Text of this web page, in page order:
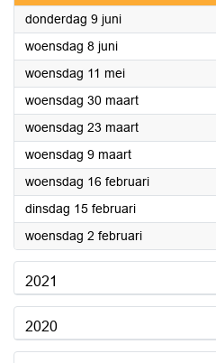
donderdag 9 juni2022
woensdag 8 juni2022
woensdag 11 mei2022
woensdag 30 maart2022
woensdag 23 maart2022
woensdag 9 maart2022
woensdag 16 februari2022
dinsdag 15 februari2022
woensdag 2 februari2022
2021
2020